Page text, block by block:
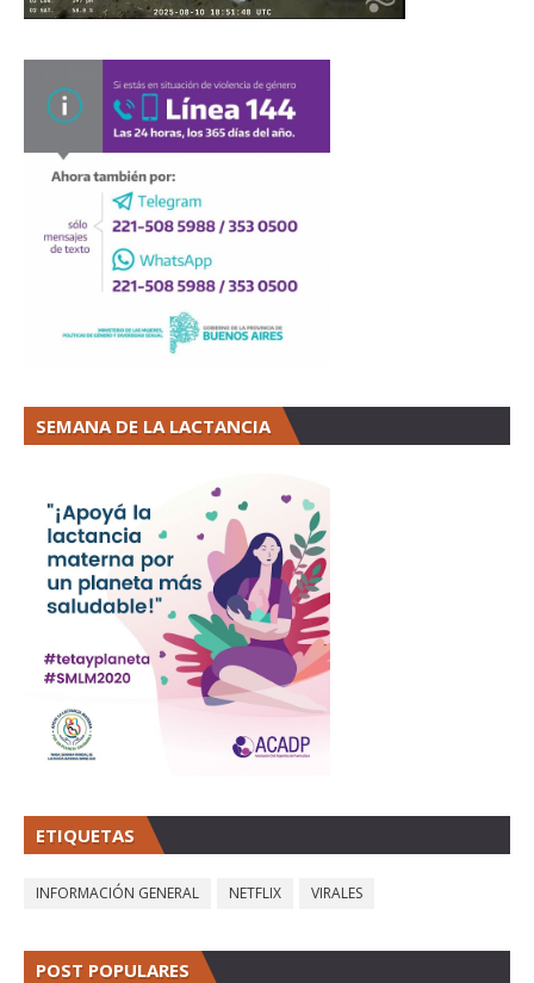
SEMANA DE LA LACTANCIA
ETIQUETAS
INFORMACIÓN GENERAL NETFLIX VIRALES
POST POPULARES